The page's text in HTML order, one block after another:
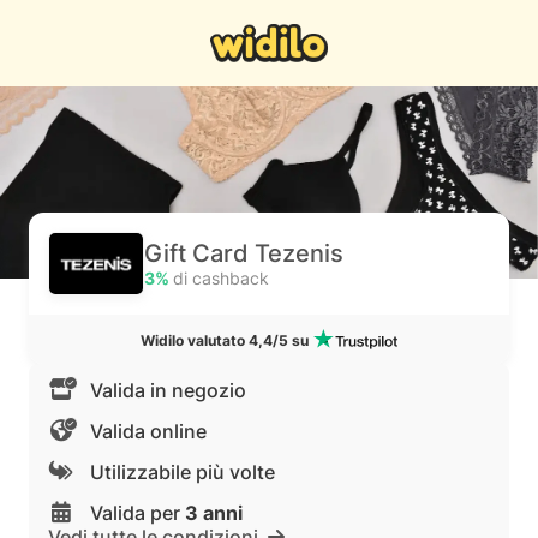
Gift Card Tezenis
3% di cashback
Widilo valutato 4,4/5 su
Valida in negozio
Valida online
Utilizzabile più volte
Valida per 3 anni